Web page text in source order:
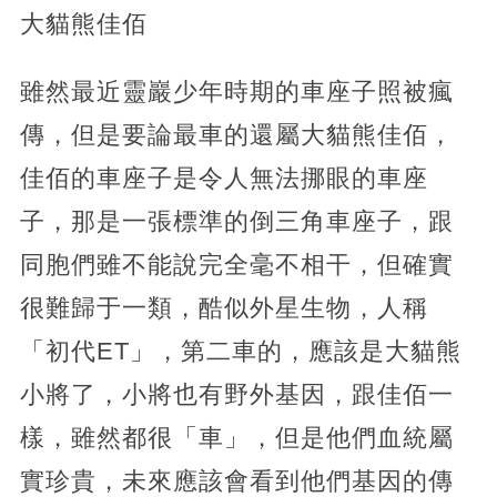
大貓熊佳佰
雖然最近靈巖少年時期的車座子照被瘋
傳，但是要論最車的還屬大貓熊佳佰，
佳佰的車座子是令人無法挪眼的車座
子，那是一張標準的倒三角車座子，跟
同胞們雖不能說完全毫不相干，但確實
很難歸于一類，酷似外星生物，人稱
「初代ET」，第二車的，應該是大貓熊
小將了，小將也有野外基因，跟佳佰一
樣，雖然都很「車」，但是他們血統屬
實珍貴，未來應該會看到他們基因的傳